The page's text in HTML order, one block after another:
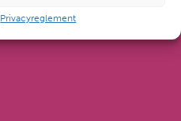
Privacyreglement